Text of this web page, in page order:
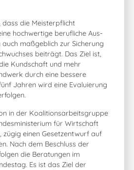
dass die Meisterpflicht
hochwertige berufliche Aus-
maßgeblich zur Sicherung
beiträgt. Das Ziel ist,
Kundschaft und mehr
durch eine bessere
Jahren wird eine Evaluierung
in der Koalitionsarbeitsgruppe
für Wirtschaft
zügig einen Gesetzentwurf auf
Nach dem Beschluss der
die Beratungen im
Es ist das Ziel der